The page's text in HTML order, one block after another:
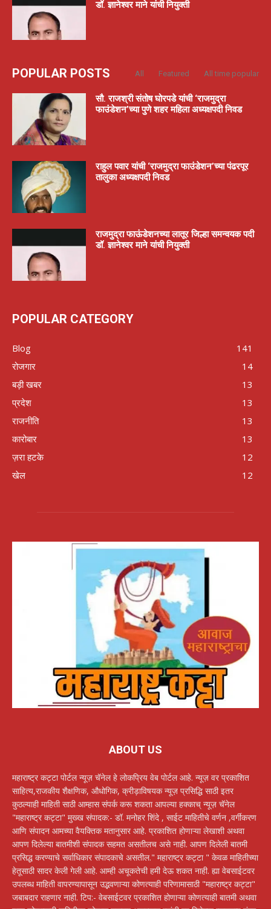
डॉ. ज्ञानेश्वर माने यांची नियुक्ती
POPULAR POSTS All Featured All time popular
सौ. राजश्री संतोष घोरपडे यांची ‘राजमुद्रा
फाउंडेशन’च्या पुणे शहर महिला अध्यक्षपदी निवड
राहुल पवार यांची ‘राजमुद्रा फाउंडेशन’च्या पंढरपूर
तालुका अध्यक्षपदी निवड
राजमुद्रा फाऊंडेशनच्या लातूर जिल्हा समन्वयक पदी
डॉ. ज्ञानेश्वर माने यांची नियुक्ती
POPULAR CATEGORY
Blog
141
रोजगार
14
बड़ी खबर
13
प्रदेश
13
राजनीति
13
कारोबार
13
ज़रा हटके
12
खेल
12
ABOUT US
महाराष्ट्र कट्टा पोर्टल न्यूज़ चॅनेल हे लोकप्रिय वेब पोर्टल आहे. न्यूज़ वर प्रकाशित
साहित्य,राजकीय शैक्षणिक, औधोगिक, क्रीड़ाविषयक न्यूज़ प्रसिद्धि साठी इतर
कुठल्याही माहिती साठी आम्हास संपर्क करू शकता आपल्या हक्काच् न्यूज़ चॅनेल
"महाराष्ट्र कट्टा" मुख्ख संपादक:- डॉ. मनोहर शिंदे , साईट माहितीचे वर्णन ,वर्गीकरण
आणि संपादन आमच्या वैयक्तिक मतानुसार आहे. प्रकाशित होणाऱ्या लेखाशी अथवा
आपण दिलेल्या बातमीशी संपादक सहमत असतीलच असे नाही. आपण दिलेली बातमी
प्रसिद्ध करण्याचे सर्वाधिकार संपादकाचे असतील." महाराष्ट्र कट्टा " केवळ माहितीच्या
हेतूसाठी सादर केली गेली आहे. आम्ही अचूकतेची हमी देऊ शकत नाही. ह्या वेबसाईटवर
उपलब्ध माहिती वापरण्यापासून उद्भवणाऱ्या कोणत्याही परिणामासाठी "महाराष्ट्र कट्टा"
जबाबदार राहणार नाही. टिप:- वेबसाईटवर प्रकाशित होणाऱ्या कोणत्याही बातमी अथवा